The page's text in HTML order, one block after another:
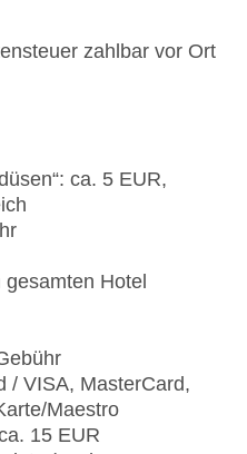
zahlbar vor Ort
ca. 5 EUR,
Hotel
/ VISA, MasterCard,
Maestro
15 EUR